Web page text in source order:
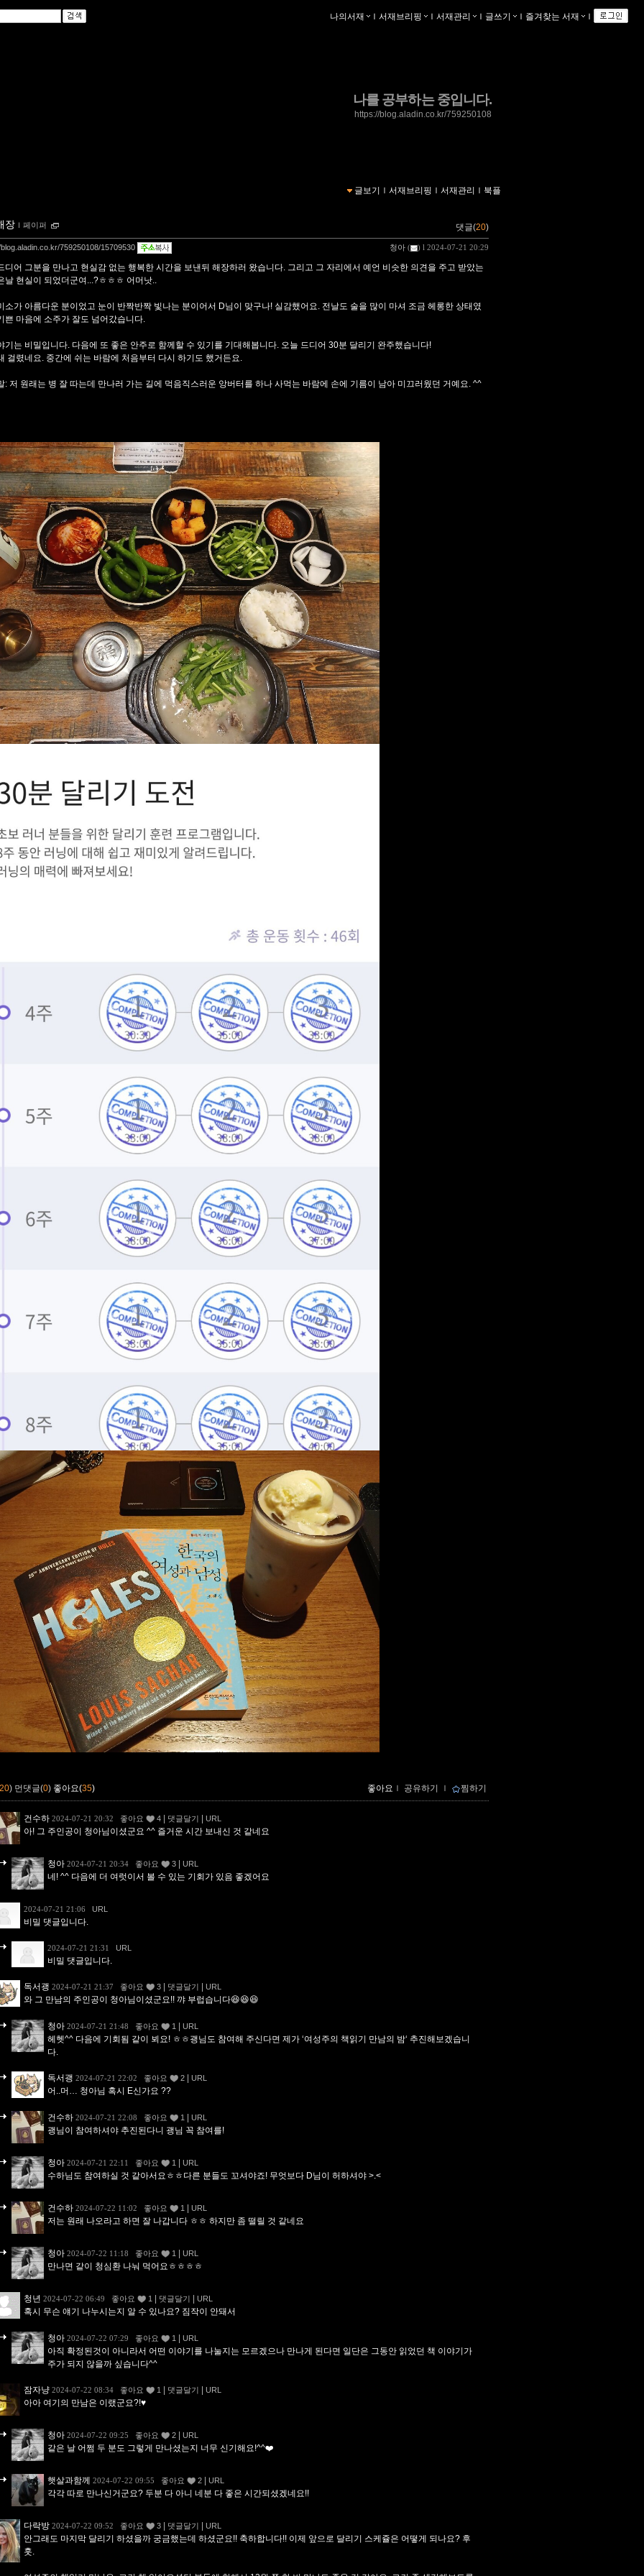
나의서재 ｌ 서재브리핑 ｌ 서재관리 ｌ 글쓰기 ｌ 즐겨찾는 서재 ｌ
나를 공부하는 중입니다.
https://blog.aladin.co.kr/759250108
글보기 ｌ 서재브리핑 ｌ 서재관리 ｌ 북플
장 ｌ 페이퍼 댓글(20)
청아 ( ) l 2024-07-21 20:29
759250108/15709530
디어 그분을 만나고 현실감 없는 행복한 시간을 보낸뒤 해장하러 왔습니다. 그리고 그 자리에서 예언 비슷한 의견을 주고 받았는
날 현실이 되었더군여...?ㅎㅎㅎ 어머낫..
소가 아름다운 분이었고 눈이 반짝반짝 빛나는 분이어서 D님이 맞구나! 실감했어요. 전날도 술을 많이 마셔 조금 헤롱한 상태였
쁜 마음에 소주가 잘도 넘어갔습니다.
기는 비밀입니다. 다음에 또 좋은 안주로 함께할 수 있기를 기대해봅니다. 오늘 드디어 30분 달리기 완주했습니다!
걸렸네요. 중간에 쉬는 바람에 처음부터 다시 하기도 했거든요.
: 저 원래는 병 잘 따는데 만나러 가는 길에 먹음직스러운 앙버터를 하나 사먹는 바람에 손에 기름이 남아 미끄러웠던 거예요. ^^
20) 먼댓글(0) 좋아요(35) 좋아요 ｌ 공유하기 ｌ 찜하기
건수하 2024-07-21 20:32 좋아요 4 댓글달기 URL
아! 그 주인공이 청아님이셨군요 ^^ 즐거운 시간 보내신 것 같네요
청아 2024-07-21 20:34 좋아요 3 URL
네! ^^ 다음에 더 여럿이서 볼 수 있는 기회가 있음 좋겠어요
2024-07-21 21:06 URL
비밀 댓글입니다.
2024-07-21 21:31 URL
비밀 댓글입니다.
독서괭 2024-07-21 21:37 좋아요 3 댓글달기 URL
와 그 만남의 주인공이 청아님이셨군요!! 꺄 부럽습니다😆😆😆
청아 2024-07-21 21:48 좋아요 1 URL
헤헷^^ 다음에 기회됨 같이 뵈요! ㅎㅎ괭님도 참여해 주신다면 제가 ‘여성주의 책읽기 만남의 밤‘ 추진해보겠습니
다.
독서괭 2024-07-21 22:02 좋아요 2 URL
어..머… 청아님 혹시 E신가요 ??
건수하 2024-07-21 22:08 좋아요 1 URL
괭님이 참여하셔야 추진된다니 괭님 꼭 참여를!
청아 2024-07-21 22:11 좋아요 1 URL
수하님도 참여하실 것 같아서요ㅎㅎ다른 분들도 꼬셔야죠! 무엇보다 D님이 허하셔야 >.<
건수하 2024-07-22 11:02 좋아요 1 URL
저는 원래 나오라고 하면 잘 나갑니다 ㅎㅎ 하지만 좀 떨릴 것 같네요
청아 2024-07-22 11:18 좋아요 1 URL
만나면 같이 청심환 나눠 먹어요ㅎㅎㅎㅎ
청년 2024-07-22 06:49 좋아요 1 댓글달기 URL
혹시 무슨 얘기 나누시는지 알 수 있나요? 짐작이 안돼서
청아 2024-07-22 07:29 좋아요 1 URL
아직 확정된것이 아니라서 어떤 이야기를 나눌지는 모르겠으나 만나게 된다면 일단은 그동안 읽었던 책 이야기가
주가 되지 않을까 싶습니다^^
잠자냥 2024-07-22 08:34 좋아요 1 댓글달기 URL
아아 여기의 만남은 이랬군요?!♥️
청아 2024-07-22 09:25 좋아요 2 URL
같은 날 어쩜 두 분도 그렇게 만나셨는지 너무 신기해요!^^❤️
햇살과함께 2024-07-22 09:55 좋아요 2 URL
각각 따로 만나신거군요? 두분 다 아니 네분 다 좋은 시간되셨겠네요!!
다락방 2024-07-22 09:52 좋아요 3 댓글달기 URL
안그래도 마지막 달리기 하셨을까 궁금했는데 하셨군요!! 축하합니다!! 이제 앞으로 달리기 스케쥴은 어떻게 되나요? 후
훗.